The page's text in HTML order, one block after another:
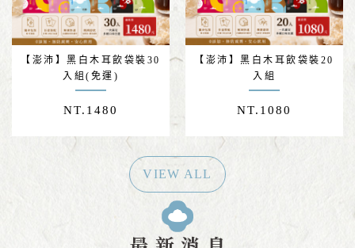
【澎沛】黑白木耳飲袋裝30
入組(免運)
NT. 1480
【澎沛】黑白木耳飲袋裝20
入組
NT. 1080
VIEW ALL